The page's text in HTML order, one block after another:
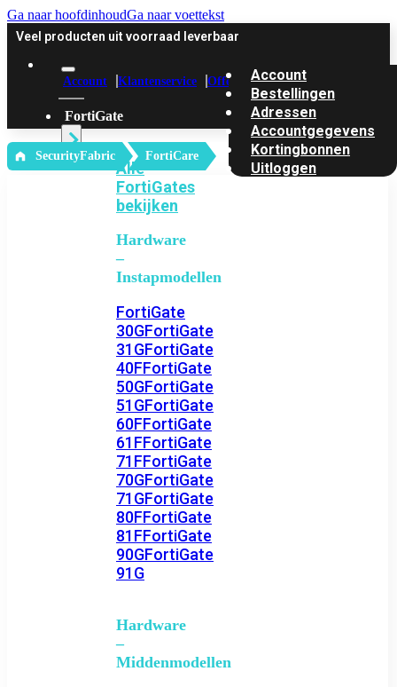
Ga naar hoofdinhoudGa naar voettekst
Veel producten uit voorraad leverbaar
Account Klantenservice Offerte
FortiGate
Alle
FortiGates
bekijken
Hardware
–
Instapmodellen
FortiGate
30GFortiGate
31GFortiGate
40FFortiGate
50GFortiGate
51GFortiGate
60FFortiGate
61FFortiGate
71FFortiGate
70GFortiGate
71GFortiGate
80FFortiGate
81FFortiGate
90GFortiGate
91G
Hardware
–
Middenmodellen
Account
Bestellingen
Adressen
Accountgegevens
Kortingbonnen
Uitloggen
‎ SecurityFabric FortiCare